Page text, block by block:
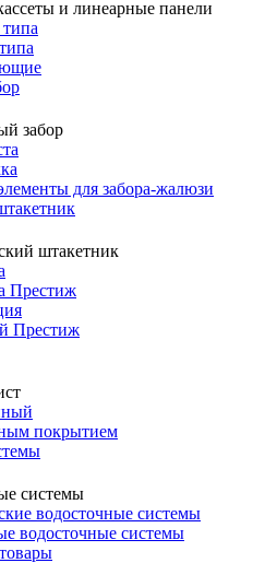
и линеарные панели
забор
для забора-жалюзи
штакетник
Престиж
Престиж
покрытием
системы
водосточные системы
водосточные системы